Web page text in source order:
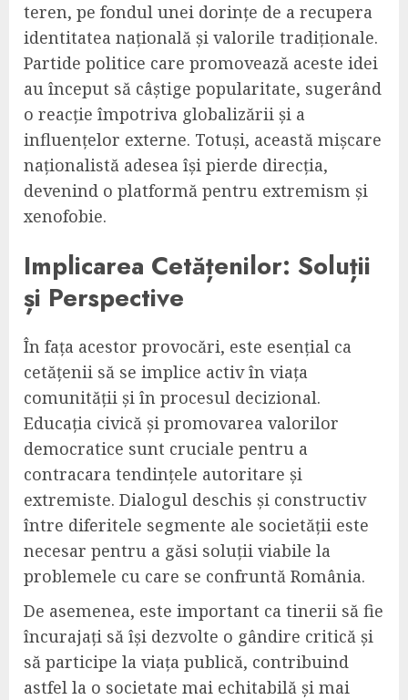
teren, pe fondul unei dorințe de a recupera
identitatea națională și valorile tradiționale.
Partide politice care promovează aceste idei
au început să câștige popularitate, sugerând
o reacție împotriva globalizării și a
influențelor externe. Totuși, această mișcare
naționalistă adesea își pierde direcția,
devenind o platformă pentru extremism și
xenofobie.
Implicarea Cetățenilor: Soluții
și Perspective
În fața acestor provocări, este esențial ca
cetățenii să se implice activ în viața
comunității și în procesul decizional.
Educația civică și promovarea valorilor
democratice sunt cruciale pentru a
contracara tendințele autoritare și
extremiste. Dialogul deschis și constructiv
între diferitele segmente ale societății este
necesar pentru a găsi soluții viabile la
problemele cu care se confruntă România.
De asemenea, este important ca tinerii să fie
încurajați să își dezvolte o gândire critică și
să participe la viața publică, contribuind
astfel la o societate mai echitabilă și mai